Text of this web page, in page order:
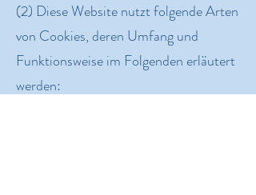
(2) Diese Website nutzt folgende Arten
von Cookies, deren Umfang und
Funktionsweise im Folgenden erläutert
werden: